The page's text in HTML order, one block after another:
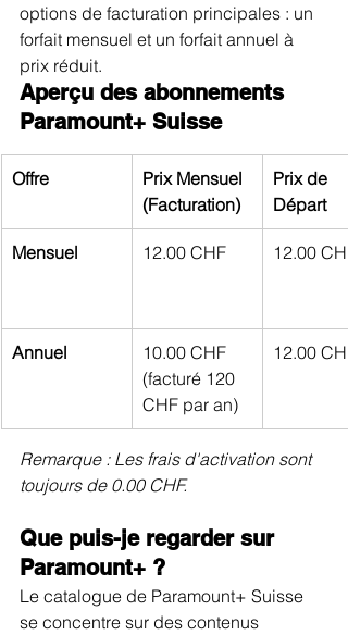
options de facturation principales : un
forfait mensuel et un forfait annuel à
prix réduit.
Aperçu des abonnements
Paramount+ Suisse
Offre
Prix Mensuel
(Facturation)
Prix de
Départ
Mensuel 12.00 CHF 12.00 CHF
Annuel
10.00 CHF
(facturé 120
CHF par an)
12.00 CHF
Remarque : Les frais d'activation sont
toujours de 0.00 CHF.
Que puis-je regarder sur
Paramount+ ?
Le catalogue de Paramount+ Suisse
se concentre sur des contenus